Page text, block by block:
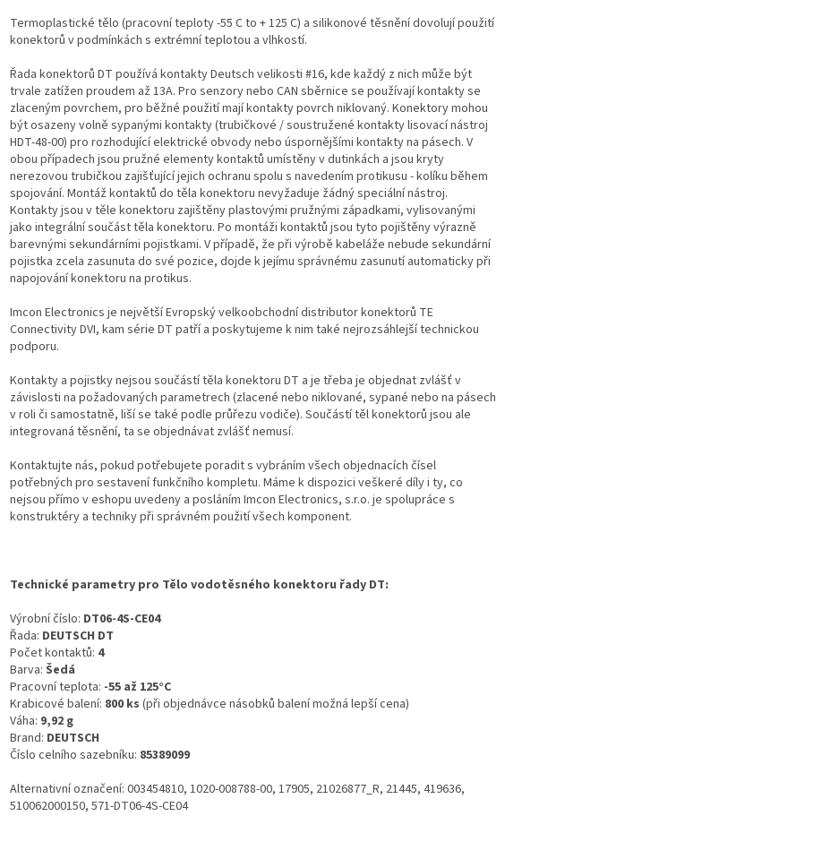
Termoplastické tělo (pracovní teploty -55 C to + 125 C) a silikonové těsnění dovolují použití
konektorů v podmínkách s extrémní teplotou a vlhkostí.
Řada konektorů DT používá kontakty Deutsch velikosti #16, kde každý z nich může být
trvale zatížen proudem až 13A. Pro senzory nebo CAN sběrnice se používají kontakty se
zlaceným povrchem, pro běžné použití mají kontakty povrch niklovaný. Konektory mohou
být osazeny volně sypanými kontakty (trubičkové / soustružené kontakty lisovací nástroj
HDT-48-00) pro rozhodující elektrické obvody nebo úspornějšími kontakty na pásech. V
obou případech jsou pružné elementy kontaktů umístěny v dutinkách a jsou kryty
nerezovou trubičkou zajišťující jejich ochranu spolu s navedením protikusu - kolíku během
spojování. Montáž kontaktů do těla konektoru nevyžaduje žádný speciální nástroj.
Kontakty jsou v těle konektoru zajištěny plastovými pružnými západkami, vylisovanými
jako integrální součást těla konektoru. Po montáži kontaktů jsou tyto pojištěny výrazně
barevnými sekundárními pojistkami. V případě, že při výrobě kabeláže nebude sekundární
pojistka zcela zasunuta do své pozice, dojde k jejímu správnému zasunutí automaticky při
napojování konektoru na protikus.
Imcon Electronics je největší Evropský velkoobchodní distributor konektorů TE
Connectivity DVI, kam série DT patří a poskytujeme k nim také nejrozsáhlejší technickou
podporu.
Kontakty a pojistky nejsou součástí těla konektoru DT a je třeba je objednat zvlášť v
závislosti na požadovaných parametrech (zlacené nebo niklované, sypané nebo na pásech
v roli či samostatně, liší se také podle průřezu vodiče). Součástí těl konektorů jsou ale
integrovaná těsnění, ta se objednávat zvlášť nemusí.
Kontaktujte nás, pokud potřebujete poradit s vybráním všech objednacích čísel
potřebných pro sestavení funkčního kompletu. Máme k dispozici veškeré díly i ty, co
nejsou přímo v eshopu uvedeny a posláním Imcon Electronics, s.r.o. je spolupráce s
konstruktéry a techniky při správném použití všech komponent.
Technické parametry pro Tělo vodotěsného konektoru řady DT:
Výrobní číslo: DT06-4S-CE04
Řada: DEUTSCH DT
Počet kontaktů: 4
Barva: Šedá
Pracovní teplota: -55 až 125°C
Krabicové balení: 800 ks (při objednávce násobků balení možná lepší cena)
Váha: 9,92 g
Brand: DEUTSCH
Číslo celního sazebníku: 85389099
Alternativní označení: 003454810, 1020-008788-00, 17905, 21026877_R, 21445, 419636,
510062000150, 571-DT06-4S-CE04